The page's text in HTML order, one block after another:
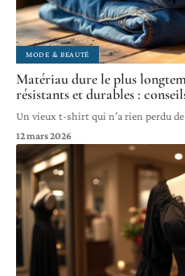
MODE & BEAUTÉ
Matériau dure le plus
résistants et durables :
Un vieux t-shirt qui n’a rien perdu
12 mars 2026